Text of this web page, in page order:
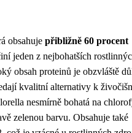
obsahuje přibližně 60 procent
jeden z nejbohatších
obsah proteinů je obzvláště
kvalitní alternativy k
nesmírně bohatá na
zelenou barvu. Obsahuje také